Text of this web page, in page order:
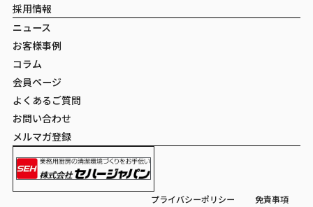
採用情報
ニュース
お客様事例
コラム
会員ページ
よくあるご質問
お問い合わせ
メルマガ登録
プライバシーポリシー
免責事項